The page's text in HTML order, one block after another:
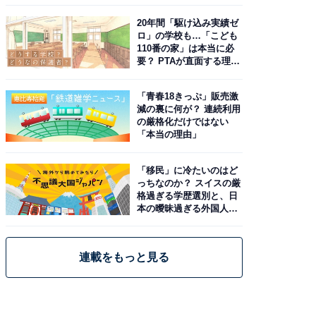
20年間「駆け込み実績ゼ
ロ」の学校も…「こども
110番の家」は本当に必
要？ PTAが直面する理想
「青春18きっぷ」販売激
減の裏に何が？ 連続利用
の厳格化だけではない
「本当の理由」
「移民」に冷たいのはど
っちなのか？ スイスの厳
格過ぎる学歴選別と、日
本の曖昧過ぎる外国人政
連載をもっと見る